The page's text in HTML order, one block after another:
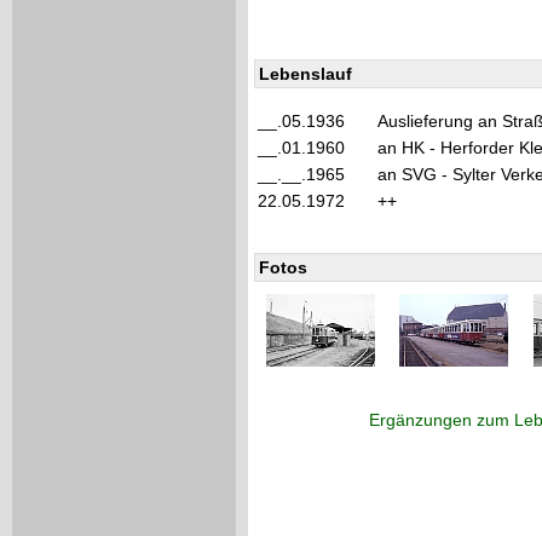
Lebenslauf
__.05.1936
Auslieferung an
__.01.1960
an HK - Herforder
__.__.1965
an SVG - Sylter
22.05.1972
++
Fotos
Ergänzungen zum